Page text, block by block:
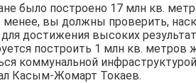
было построено 17 млн кв.
вы должны проверить,
достижения высоких
построить 1 млн кв. метров
коммунальной
Касым-Жомарт Токаев.